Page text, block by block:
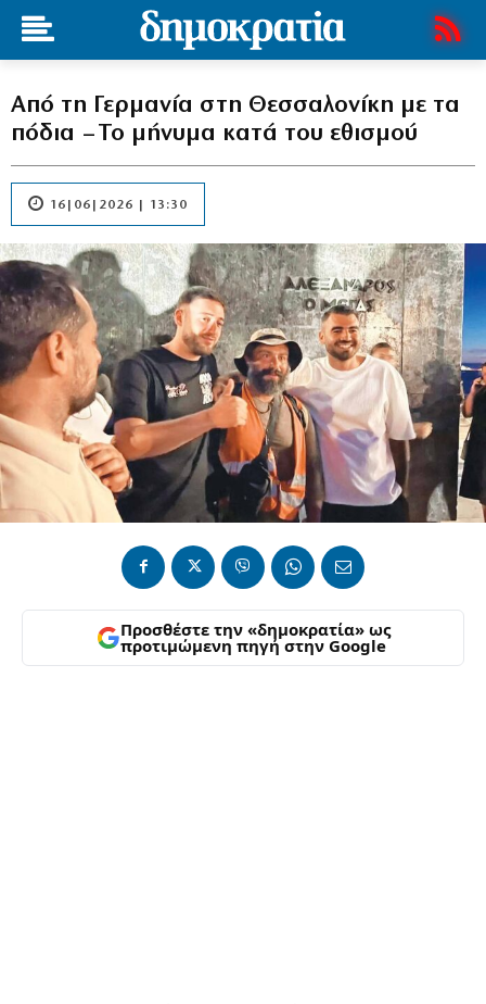
Από τη Γερμανία στη Θεσσαλονίκη με τα
πόδια – Το μήνυμα κατά του εθισμού
16|06|2026 | 13:30
Προσθέστε την «δημοκρατία» ως
προτιμώμενη πηγή στην Google